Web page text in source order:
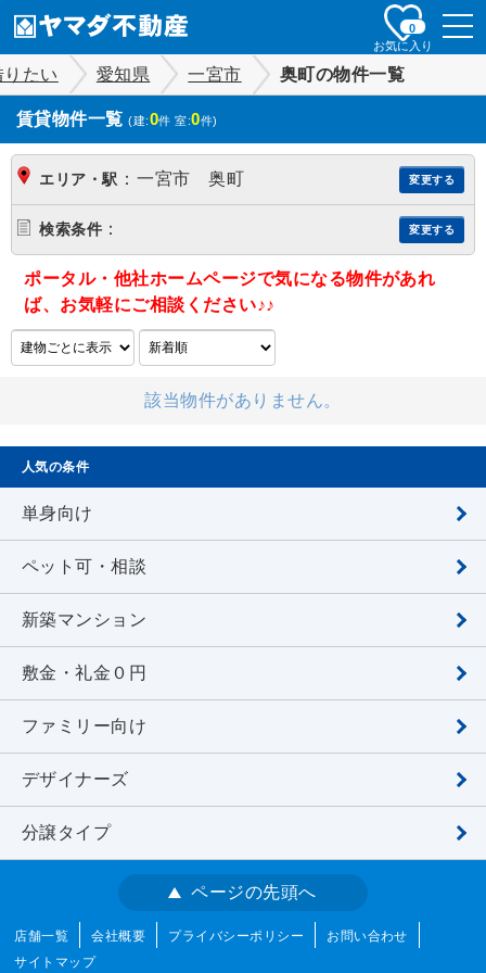
お気に入り
0
りたい 愛知県 一宮市 奥町の物件一覧
賃貸物件一覧 (建:0件 室:0件)
エリア・駅 ： 一宮市 奥町 変更する
検索条件 ： 変更する
ポータル・他社ホームページで気になる物件があれ
ば、お気軽にご相談ください♪♪
該当物件がありません。
人気の条件
単身向け
ペット可・相談
新築マンション
敷金・礼金０円
ファミリー向け
デザイナーズ
分譲タイプ
ページの先頭へ
店舗一覧 会社概要 プライバシーポリシー
お問い合わせ
サイトマップ